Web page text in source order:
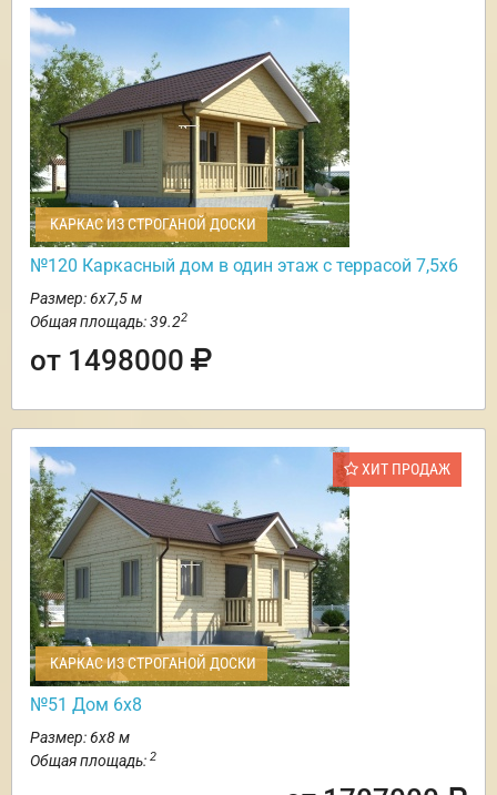
КАРКАС ИЗ СТРОГАНОЙ ДОСКИ
№120 Каркасный дом в один этаж с террасой 7,5х6
Размер: 6х7,5 м
Общая площадь: 39.22
от 1498000
ХИТ ПРОДАЖ
КАРКАС ИЗ СТРОГАНОЙ ДОСКИ
№51 Дом 6х8
Размер: 6х8 м
Общая площадь: 2